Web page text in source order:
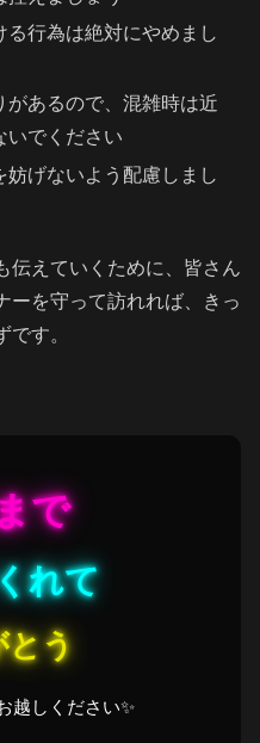
行為は絶対にやめまし
あるので、混雑時は近
いでください
げないよう配慮しまし
伝えていくために、皆さん
ーを守って訪れれば、きっ
す。
で
れて
とう
越しください✨